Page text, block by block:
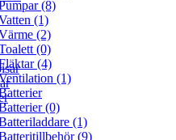
(8)
(1)
(2)
(0)
(4)
(1)
(0)
(1)
(9)